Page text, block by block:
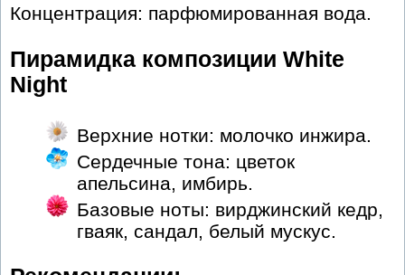
Концентрация: парфюмированная вода.
Пирамидка композиции White
Night
Верхние нотки: молочко инжира.
Сердечные тона: цветок
апельсина, имбирь.
Базовые ноты: вирджинский кедр,
гваяк, сандал, белый мускус.